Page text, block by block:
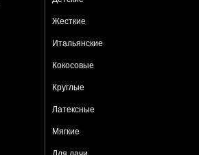
Жесткие
Итальянские
Кокосовые
Круглые
Латексные
Мягкие